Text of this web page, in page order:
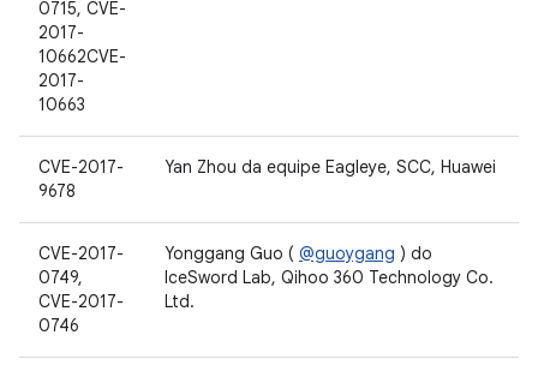
0715, CVE-
2017-
10662CVE-
2017-
10663
CVE-2017-
9678
Yan Zhou da equipe Eagleye, SCC, Huawei
CVE-2017-
0749,
CVE-2017-
0746
Yonggang Guo ( @guoygang ) do
IceSword Lab, Qihoo 360 Technology Co.
Ltd.